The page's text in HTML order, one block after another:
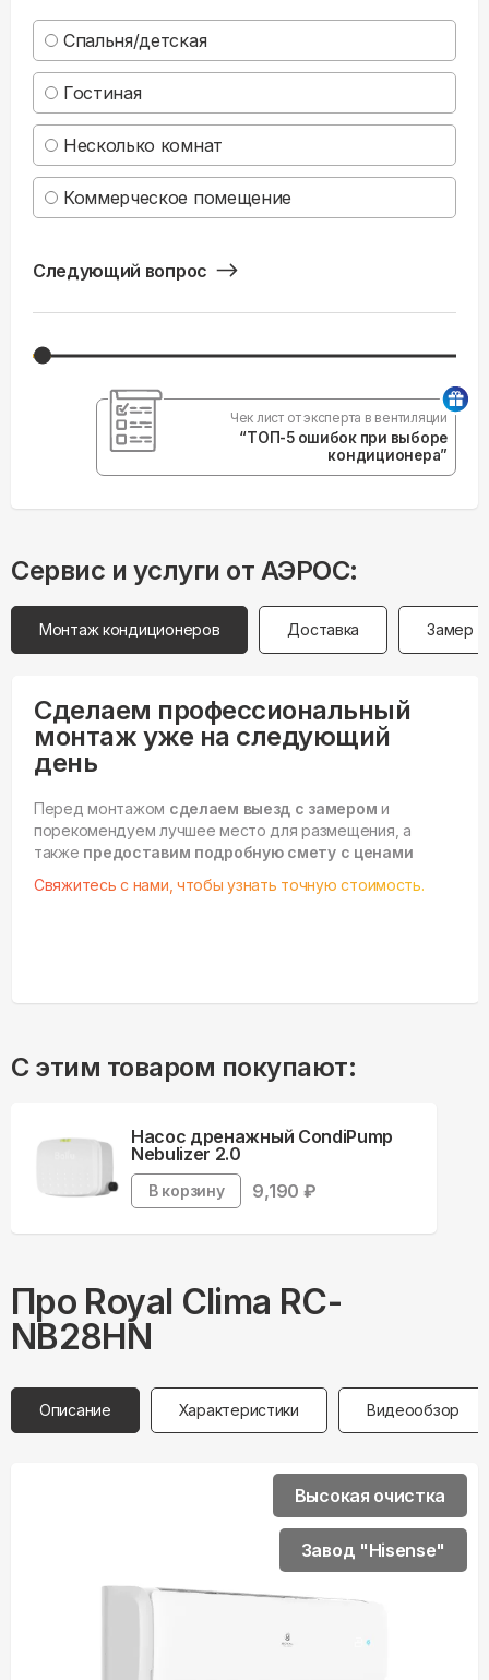
Спальня/детская
Гостиная
Несколько комнат
Коммерческое помещение
Следующий вопрос
Чек лист от эксперта в вентиляции
“ТОП-5 ошибок при выборе
кондиционера”
Сервис и услуги от АЭРОС:
Монтаж кондиционеров Доставка Замер
Сделаем профессиональный
монтаж уже на следующий
день
Перед монтажом сделаем выезд с замером и
порекомендуем лучшее место для размещения, а
также предоставим подробную смету с ценами
Свяжитесь с нами, чтобы узнать точную стоимость.
С этим товаром покупают:
Насос дренажный CondiPump
Nebulizer 2.0
В корзину 9,190 ₽
Про Royal Clima RC-
NB28HN
Описание Характеристики Видеообзор
Высокая очистка
Завод "Hisense"